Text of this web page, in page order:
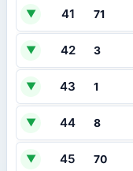
▼ 41 71
▼ 42 3
▼ 43 1
▼ 44 8
▼ 45 70